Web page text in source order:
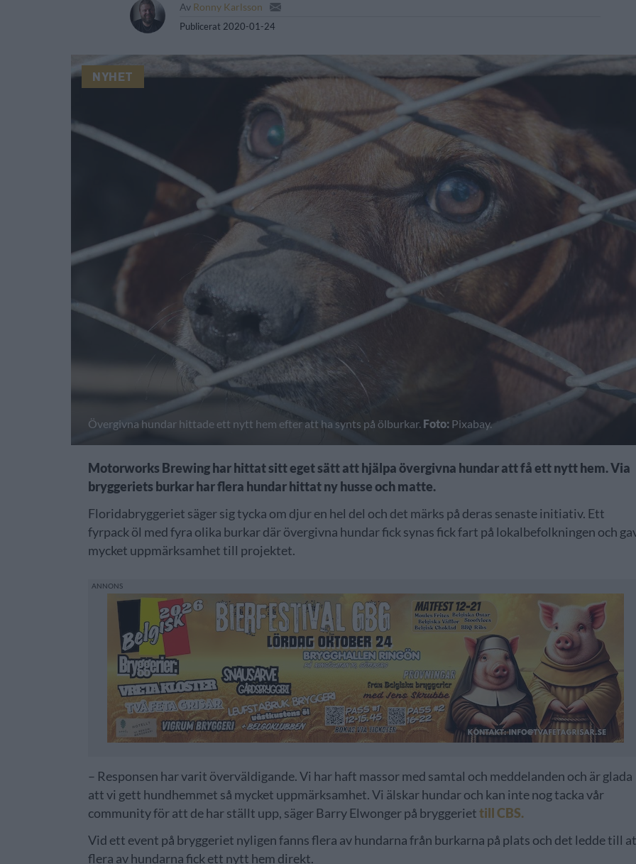
Av Ronny Karlsson
Publicerat 2020-01-24
NYHET
Övergivna hundar hittade ett nytt hem efter att ha synts på ölburkar. Foto: Pixabay.
Motorworks Brewing har hittat sitt eget sätt att hjälpa övergivna hundar att få ett nytt hem. Via
bryggeriets burkar har flera hundar hittat ny husse och matte.
Floridabryggeriet säger sig tycka om djur en hel del och det märks på deras senaste initiativ. Ett
fyrpack öl med fyra olika burkar där övergivna hundar fick synas fick fart på lokalbefolkningen och
mycket uppmärksamhet till projektet.
– Responsen har varit överväldigande. Vi har haft massor med samtal och meddelanden och är glada
att vi gett hundhemmet så mycket uppmärksamhet. Vi älskar hundar och kan inte nog tacka vår
community för att de har ställt upp, säger Barry Elwonger på bryggeriettill CBS.
Vid ett event på bryggeriet nyligen fanns flera av hundarna från burkarna på plats och det ledde till
flera av hundarna fick ett nytt hem direkt.